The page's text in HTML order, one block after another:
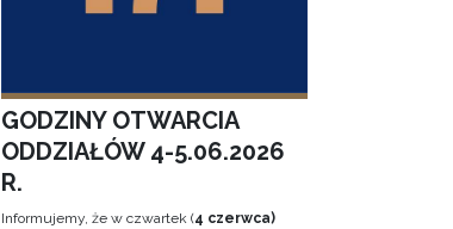
GODZINY OTWARCIA
ODDZIAŁÓW 4-5.06.2026
R.
Informujemy, że w czwartek (4 czerwca)